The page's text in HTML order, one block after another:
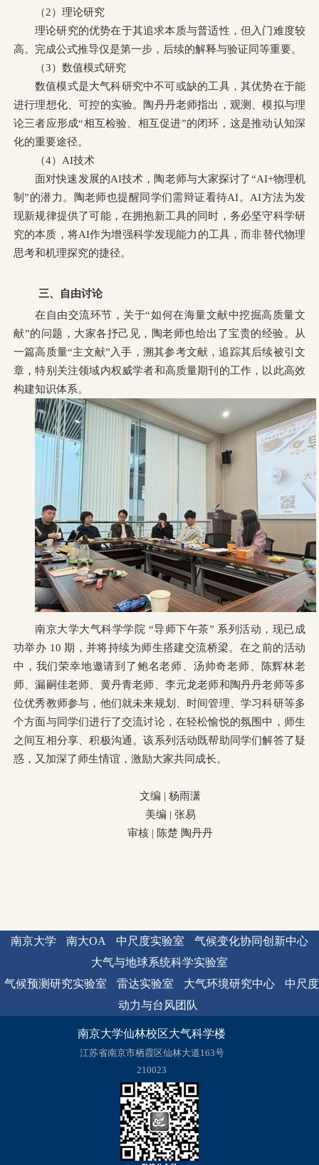
（2）理论研究
理论研究的优势在于其追求本质与普适性，但入门难度较
高。完成公式推导仅是第一步，后续的解释与验证同等重要。
（3）数值模式研究
数值模式是大气科研究中不可或缺的工具，其优势在于能
进行理想化、可控的实验。陶丹丹老师指出，观测、模拟与理
论三者应形成“相互检验、相互促进”的闭环，这是推动认知深
化的重要途径。
（4）AI技术
面对快速发展的AI技术，陶老师与大家探讨了“AI+物理机
制”的潜力。陶老师也提醒同学们需辩证看待AI。AI方法为发
现新规律提供了可能，在拥抱新工具的同时，务必坚守科学研
究的本质，将AI作为增强科学发现能力的工具，而非替代物理
思考和机理探究的捷径。
三、自由讨论
在自由交流环节，关于“如何在海量文献中挖掘高质量文
献”的问题，大家各抒己见，陶老师也给出了宝贵的经验。从
一篇高质量“主文献”入手，溯其参考文献，追踪其后续被引文
章，特别关注领域内权威学者和高质量期刊的工作，以此高效
构建知识体系。
南京大学大气科学学院 “导师下午茶” 系列活动，现已成
功举办 10 期，并将持续为师生搭建交流桥梁。在之前的活动
中，我们荣幸地邀请到了鲍名老师、汤帅奇老师、陈辉林老
师、漏嗣佳老师、黄丹青老师、李元龙老师和陶丹丹老师等多
位优秀教师参与，他们就未来规划、时间管理、学习科研等多
个方面与同学们进行了交流讨论，在轻松愉悦的氛围中，师生
之间互相分享、积极沟通。该系列活动既帮助同学们解答了疑
惑，又加深了师生情谊，激励大家共同成长。
文编 | 杨雨潇
美编 | 张易
审核 | 陈楚 陶丹丹
南京大学 南大OA 中尺度实验室
气候变化协同创新中心
大气与地球系统科学实验室
气候预测研究实验室
雷达实验室 大气环境研究中心
中尺度
动力与台风团队
南京大学仙林校区大气科学楼
江苏省南京市栖霞区仙林大道163号
210023